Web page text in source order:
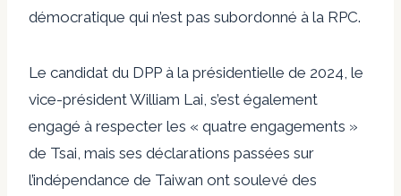
démocratique qui n’est pas subordonné à la RPC.
Le candidat du DPP à la présidentielle de 2024, le
vice-président William Lai, s’est également
engagé à respecter les « quatre engagements »
de Tsai, mais ses déclarations passées sur
l’indépendance de Taiwan ont soulevé des